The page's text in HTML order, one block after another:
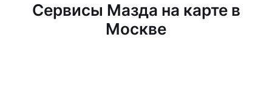
Сервисы Мазда на карте в
Москве